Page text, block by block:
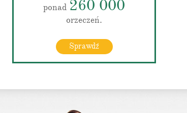
ponad 260 000
orzeczeń.
Sprawdź